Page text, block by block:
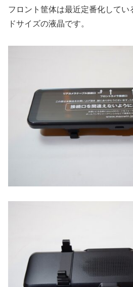
フロント筐体は最近定番化してい
ドサイズの液晶です。